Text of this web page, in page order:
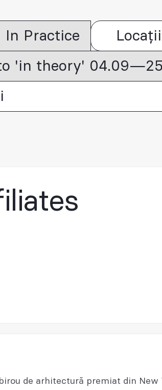
In Practice Locații
'in theory'
de arhitectură premiat din New